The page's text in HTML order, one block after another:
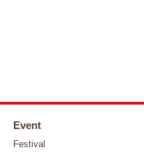
Event
Festival